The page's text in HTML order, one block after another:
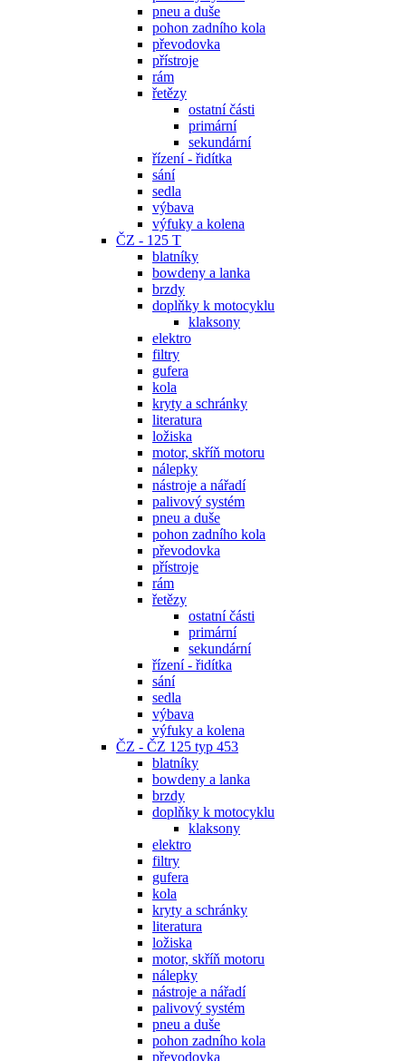
pneu a duše
pohon zadního kola
převodovka
přístroje
rám
řetězy
ostatní části
primární
sekundární
řízení - řidítka
sání
sedla
výbava
výfuky a kolena
ČZ - 125 T
blatníky
bowdeny a lanka
brzdy
doplňky k motocyklu
klaksony
elektro
filtry
gufera
kola
kryty a schránky
literatura
ložiska
motor, skříň motoru
nálepky
nástroje a nářadí
palivový systém
pneu a duše
pohon zadního kola
převodovka
přístroje
rám
řetězy
ostatní části
primární
sekundární
řízení - řidítka
sání
sedla
výbava
výfuky a kolena
ČZ - ČZ 125 typ 453
blatníky
bowdeny a lanka
brzdy
doplňky k motocyklu
klaksony
elektro
filtry
gufera
kola
kryty a schránky
literatura
ložiska
motor, skříň motoru
nálepky
nástroje a nářadí
palivový systém
pneu a duše
pohon zadního kola
převodovka